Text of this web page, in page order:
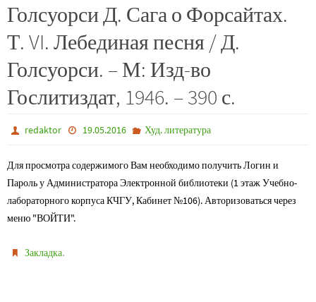
Голсуорси Д. Сага о Форсайтах.
Т. VI. Лебединая песня / Д.
Голсуорси. – М: Изд-во
Гослитиздат, 1946. – 390 с.
redaktor 19.05.2016 Худ. литература
Для просмотра содержимого Вам необходимо получить Логин и
Пароль у Администратора Электронной библиотеки (1 этаж Учебно-
лабораторного корпуса КЧГУ, Кабинет №106). Авторизоваться через
меню "ВОЙТИ".
Закладка.